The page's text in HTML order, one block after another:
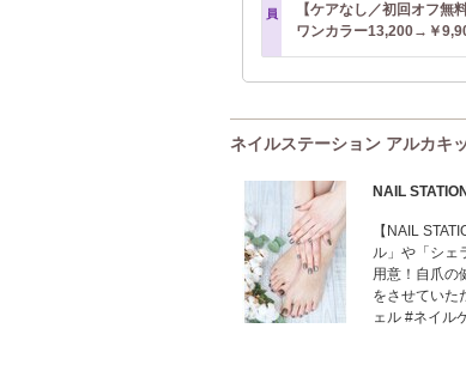
員
【ケアなし／初回オフ
ワンカラー13,200→￥
ネイルステーション アルカキ
NAIL
【NAIL
ル」や「シェ
用意！自爪の
をさせていた
ェル #ネイル